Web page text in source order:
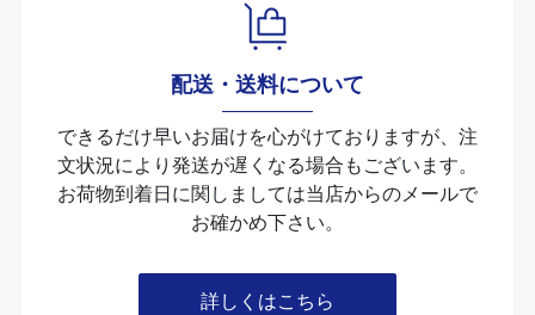
配送・送料について
できるだけ早いお届けを心がけておりますが、注
文状況により発送が遅くなる場合もございます。
お荷物到着日に関しましては当店からのメールで
お確かめ下さい。
詳しくはこちら